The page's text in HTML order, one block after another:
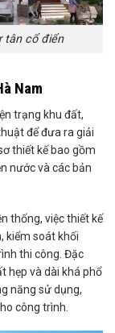
tân cổ điển
Nam
trạng khu đất,
để đưa ra giải
thiết kế bao gồm
nước và các bản
thống, việc thiết kế
kiểm soát khối
thi công. Đặc
hẹp và dài khá phổ
năng sử dụng,
công trình.